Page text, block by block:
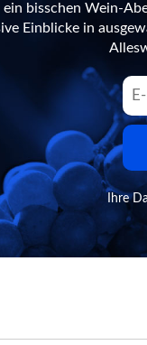
ein bisschen Wein-
Einblicke in
Ihre